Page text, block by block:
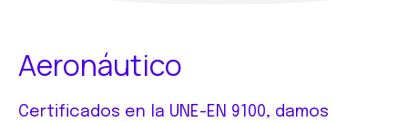
Aeronáutico
Certificados en la UNE-EN 9100, damos